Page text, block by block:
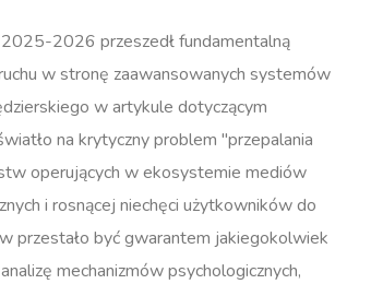
2026 przeszedł fundamentalną
w stronę zaawansowanych systemów
w artykule dotyczącym
na krytyczny problem "przepalania
operujących w ekosystemie mediów
i rosnącej niechęci użytkowników do
przestało być gwarantem jakiegokolwiek
mechanizmów psychologicznych,